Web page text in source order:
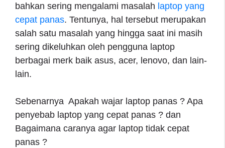
bahkan sering mengalami masalah laptop yang
cepat panas. Tentunya, hal tersebut merupakan
salah satu masalah yang hingga saat ini masih
sering dikeluhkan oleh pengguna laptop
berbagai merk baik asus, acer, lenovo, dan lain-
lain.
Sebenarnya Apakah wajar laptop panas ? Apa
penyebab laptop yang cepat panas ? dan
Bagaimana caranya agar laptop tidak cepat
panas ?